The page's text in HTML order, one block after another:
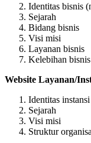
Identitas bisnis
Sejarah
Bidang bisnis
Visi misi
Layanan bisnis
Kelebihan bisnis
Website Layanan/
Identitas
Sejarah
Visi misi
Struktur